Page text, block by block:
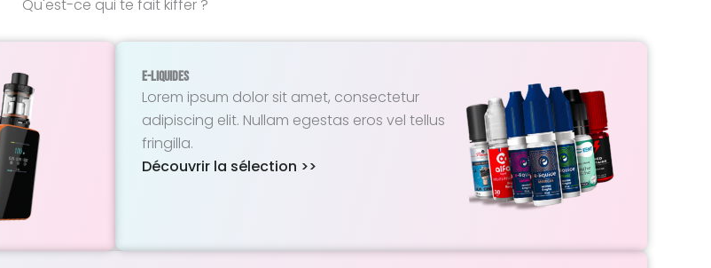
Qu'est-ce qui te fait kiffer ?
E-Liquides
Lorem ipsum dolor sit amet, consectetur
adipiscing elit. Nullam egestas eros vel tellus
fringilla.
Découvrir la sélection >>